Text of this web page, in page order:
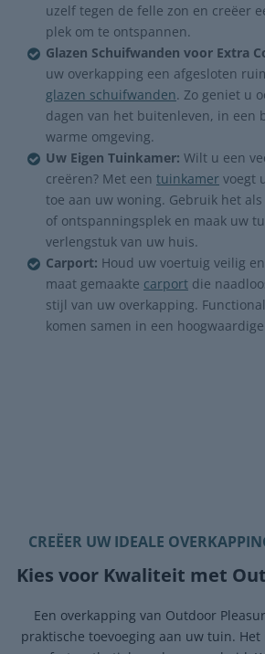
uzelf tegen de felle zon en creëer
plek om te ontspannen.
Glazen Schuifwanden voor Extra
uw overkapping een afgesloten
glazen schuifwanden. Zo geniet u
dagen van het buitenleven, in een
warme omgeving.
Uw Eigen Tuinkamer: Wilt u een
creëren? Met een tuinkamer voegt
toe aan uw woning. Gebruik het
of ontspanningsplek en maak uw
verlengstuk van uw huis.
Carport: Houd uw voertuig veilig
maat gemaakte carport die
stijl van uw overkapping.
komen samen in een
CREËER UW IDEALE
Kies voor Kwaliteit met
Een overkapping van Outdoor
praktische toevoeging aan uw tuin.